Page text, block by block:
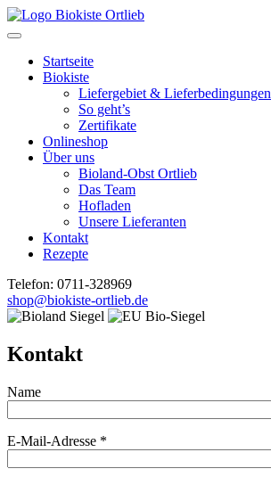
Skip
to
Startseite
Biokiste
Liefergebiet & Lieferbedingungen
So geht’s
Zertifikate
Onlineshop
Über uns
Bioland-Obst Ortlieb
Das Team
Hofladen
Unsere Lieferanten
Kontakt
Rezepte
Telefon: 0711-328969
shop@biokiste-ortlieb.de
Kontakt
Name
E-Mail-Adresse *